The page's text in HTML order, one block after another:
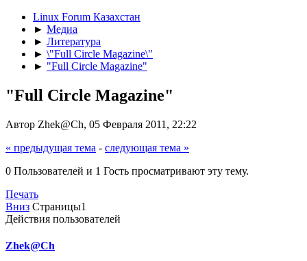
Linux Forum Казахстан
► Медиа
► Литература
► \"Full Circle Magazine\"
► "Full Circle Magazine"
"Full Circle Magazine"
Автор Zhek@Ch, 05 Февраля 2011, 22:22
« предыдущая тема - следующая тема »
0 Пользователей и 1 Гость просматривают эту тему.
Печать
Вниз Страницы1
Действия пользователей
Zhek@Ch